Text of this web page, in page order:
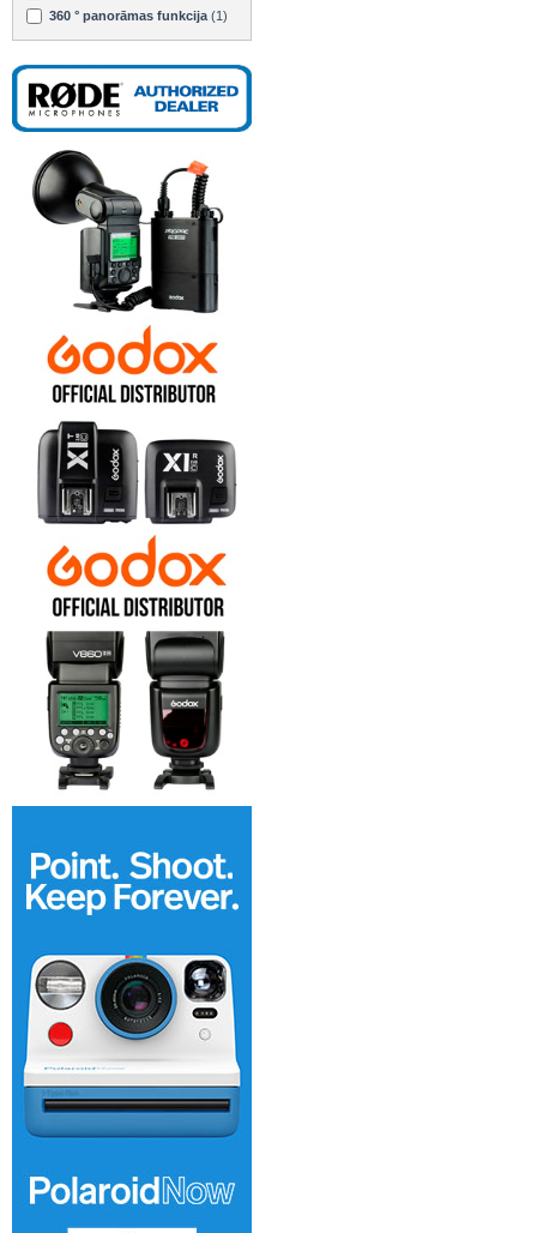
360 ° panorāmas funkcija (1)